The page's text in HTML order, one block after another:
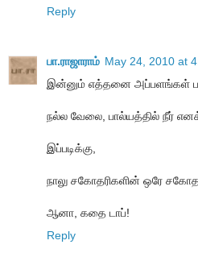
Reply
பா.ராஜாராம் May 24, 2010 at
இன்னும் எத்தனை அப்பளங்கள்
நல்ல வேலை, பால்யத்தில் நீர்
இப்படிக்கு,
நாலு சகோதரிகளின் ஒரே
ஆனா, கதை டாப்!
Reply